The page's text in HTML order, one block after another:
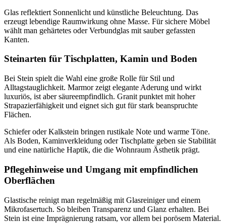
Glas reflektiert Sonnenlicht und künstliche Beleuchtung. Das
erzeugt lebendige Raumwirkung ohne Masse. Für sichere Möbel
wählt man gehärtetes oder Verbundglas mit sauber gefassten
Kanten.
Steinarten für Tischplatten, Kamin und Boden
Bei Stein spielt die Wahl eine große Rolle für Stil und
Alltagstauglichkeit. Marmor zeigt elegante Aderung und wirkt
luxuriös, ist aber säureempfindlich. Granit punktet mit hoher
Strapazierfähigkeit und eignet sich gut für stark beanspruchte
Flächen.
Schiefer oder Kalkstein bringen rustikale Note und warme Töne.
Als Boden, Kaminverkleidung oder Tischplatte geben sie Stabilität
und eine natürliche Haptik, die die Wohnraum Ästhetik prägt.
Pflegehinweise und Umgang mit empfindlichen
Oberflächen
Glastische reinigt man regelmäßig mit Glasreiniger und einem
Mikrofasertuch. So bleiben Transparenz und Glanz erhalten. Bei
Stein ist eine Imprägnierung ratsam, vor allem bei porösem Material.